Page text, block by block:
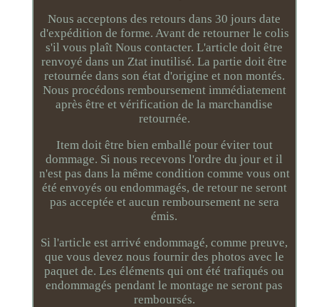
Nous acceptons des retours dans 30 jours date
d'expédition de forme. Avant de retourner le colis
s'il vous plaît Nous contacter. L'article doit être
renvoyé dans un Ztat inutilisé. La partie doit être
retournée dans son état d'origine et non montés.
Nous procédons remboursement immédiatement
après être et vérification de la marchandise
retournée.
Item doit être bien emballé pour éviter tout
dommage. Si nous recevons l'ordre du jour et il
n'est pas dans la même condition comme vous ont
été envoyés ou endommagés, de retour ne seront
pas acceptée et aucun remboursement ne sera
émis.
Si l'article est arrivé endommagé, comme preuve,
que vous devez nous fournir des photos avec le
paquet de. Les éléments qui ont été trafiqués ou
endommagés pendant le montage ne seront pas
remboursés.